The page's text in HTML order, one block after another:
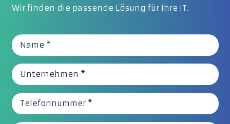
Wir finden die passende Lösung für Ihre IT.
Name *
Unternehmen *
Telefonnummer *